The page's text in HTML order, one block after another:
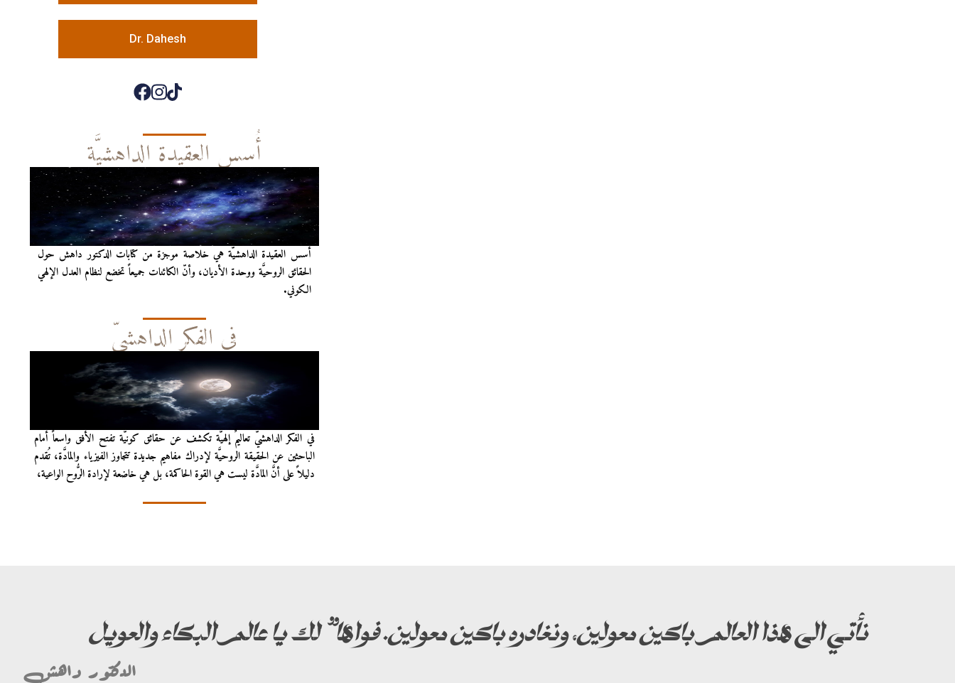
Dr. Dahesh
أُسس العقيدة الداهشيَّة
أُسس العقيدة الداهشيّة هي خلاصة موجزة من كتابات الدكتور داهش حول
الحقائق الروحيَّة ووحدة الأديان، وأنّ الكائنات جميعاً تخضع لنظام العدل الإلهي
الكوني.
في الفكر الداهشيّ
في الفكر الداهشيّ تعاليمٌ إلهيَّة تكشف عن حقائق كونيَّة تفتح الأفق واسعاً أمام
الباحثين عن الحقيقة الروحيَّة لإدراك مفاهيم جديدة تتجاوز الفيزياء والمادَّة، تُقدم
دليلاً على أنَّ المادَّة ليست هي القوة الحاكمة، بل هي خاضعة لإرادة الرُّوح الواعية،
نأتي الى هذا العالم باكين معولين، ونغادره باكين معولين. فواها” لك يا عالم البكاء والعويل
الدكتور داهش